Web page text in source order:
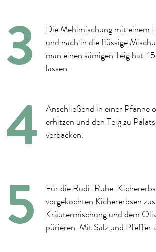
Die Mehlmischung mit einem
und nach in die flüssige
man einen sämigen Teig hat.
lassen.
Anschließend in einer Pfanne
erhitzen und den Teig zu
verbacken.
Für die Rudi-Ruhe-
vorgekochten Kichererbsen
Kräutermischung und dem
pürieren. Mit Salz und Pfeffer